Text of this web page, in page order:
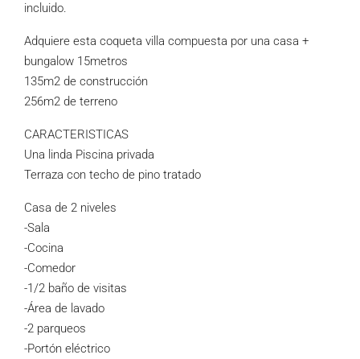
incluido.
Adquiere esta coqueta villa compuesta por una casa +
bungalow 15metros
135m2 de construcción
256m2 de terreno
CARACTERISTICAS
Una linda Piscina privada
Terraza con techo de pino tratado
Casa de 2 niveles
-Sala
-Cocina
-Comedor
-1/2 baño de visitas
-Área de lavado
-2 parqueos
-Portón eléctrico